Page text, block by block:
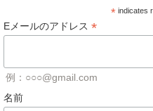
* indicates
Eメールのアドレス *
例：○○○@gmail.com
名前